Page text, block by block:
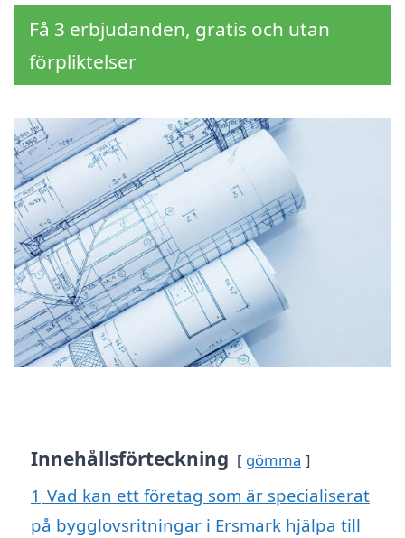
Få 3 erbjudanden, gratis och utan
förpliktelser
Innehållsförteckning gömma
1 Vad kan ett företag som är specialiserat
på bygglovsritningar i Ersmark hjälpa till